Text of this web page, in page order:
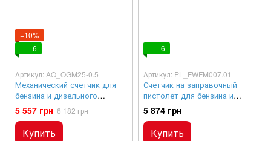
−10%
6
Артикул: AO_OGM25-0.5
Механический счетчик для
бензина и дизельного
топлива OGM25-0.5
5 557 грн 6 182 грн
Купить
6
Артикул: PL_FWFM007.01
Счетчик на заправочный
пистолет для бензина и
дизеля Petroline GM-120
5 874 грн
Купить